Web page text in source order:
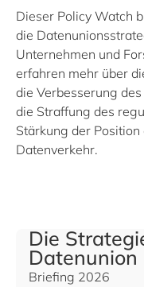
Dieser Policy Watch
die
Unternehmen und
erfahren mehr über
die Verbesserung
die Straffung des
Stärkung der
Datenverkehr.
Die
Datenunion
Briefing 2026